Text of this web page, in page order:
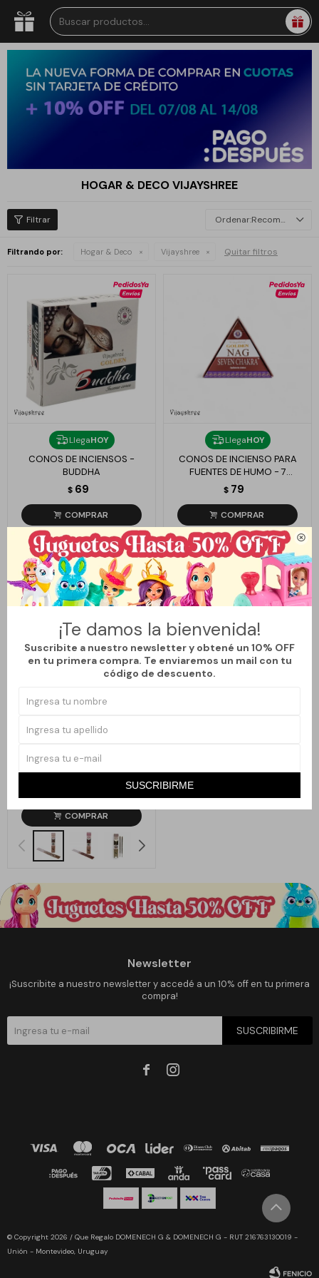

¡Te damos la bienvenida!
Suscribite a nuestro newsletter y obtené un 10% OFF
en tu primera compra. Te enviaremos un mail con tu
código de descuento.
SUSCRIBIRME
HOGAR & DECO VIJAYSHREE
Recomendados
Filtrando por: Hogar & Deco Vijayshree Quitar filtros
LlegaHOY
CONOS DE INCIENSOS -
BUDDHA
$ 69
LlegaHOY
CONOS DE INCIENSO PARA
FUENTES DE HUMO - 7
CHACRAS
$ 79
INCIENSO GOLDEN WILD CRAFT
- PALO SANTO
Newsletter
¡Suscribite a nuestro newsletter y accedé a un 10% off en tu primera
compra!
SUSCRIBIRME
 
© Copyright 2026 / Que Regalo DOMENECH G & DOMENECH G - RUT 216763130019 -
Unión - Montevideo, Uruguay